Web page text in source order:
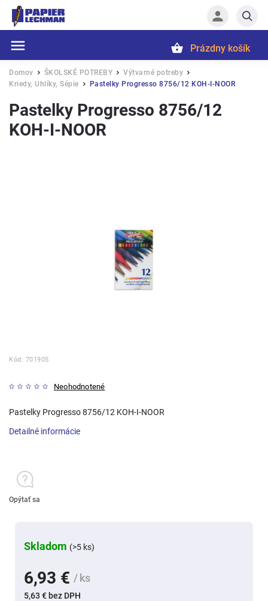
Hľadať
Prázdny košík
Domov / ŠKOLSKÉ POTREBY / Výtvarné potreby /
Kriedy, Uhlíky, Sépie / Pastelky Progresso 8756/12 KOH-I-NOOR
Pastelky Progresso 8756/12
KOH-I-NOOR
Kód: 701905
Neohodnotené
6,93 € / ks
5,63 € bez DPH
Skladom (>5 ks)
Pastelky Progresso 8756/12 KOH-I-NOOR
Detailné informácie
Opýtať sa